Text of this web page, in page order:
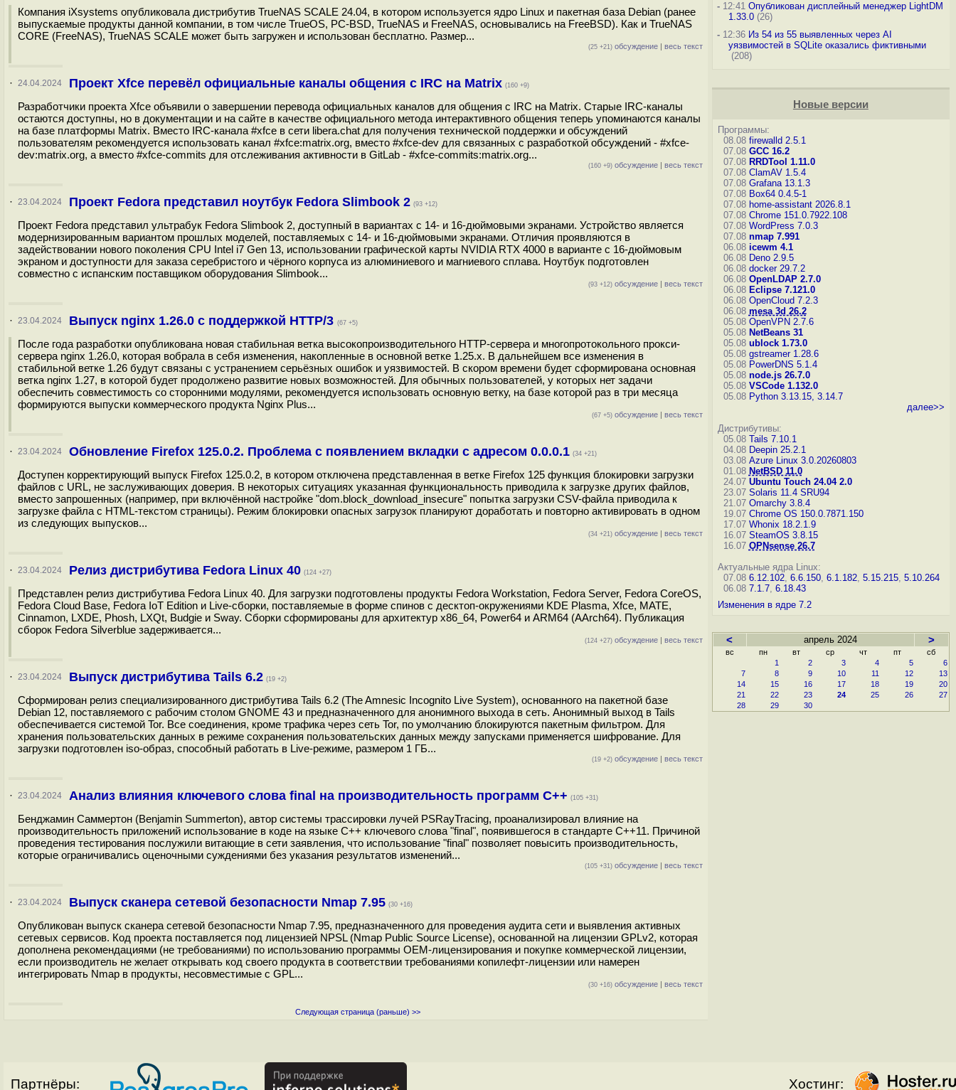
Компания iXsystems опубликовала дистрибутив TrueNAS SCALE 24.04, в котором используется ядро Linux и пакетная база Debian (ранее
выпускаемые продукты данной компании, в том числе TrueOS, PC-BSD, TrueNAS и FreeNAS, основывались на FreeBSD). Как и TrueNAS
CORE (FreeNAS), TrueNAS SCALE может быть загружен и использован бесплатно. Размер...
(25 +21) обсуждение | весь текст
· 24.04.2024 Проект Xfce перевёл официальные каналы общения с IRC на Matrix (160 +9)
Разработчики проекта Xfce объявили о завершении перевода официальных каналов для общения с IRC на Matrix. Старые IRC-каналы
остаются доступны, но в документации и на сайте в качестве официального метода интерактивного общения теперь упоминаются каналы
на базе платформы Matrix. Вместо IRC-канала #xfce в сети libera.chat для получения технической поддержки и обсуждений
пользователям рекомендуется использовать канал #xfce:matrix.org, вместо #xfce-dev для связанных с разработкой обсуждений - #xfce-
dev:matrix.org, а вместо #xfce-commits для отслеживания активности в GitLab - #xfce-commits:matrix.org...
(160 +9) обсуждение | весь текст
· 23.04.2024 Проект Fedora представил ноутбук Fedora Slimbook 2 (93 +12)
Проект Fedora представил ультрабук Fedora Slimbook 2, доступный в вариантах с 14- и 16-дюймовыми экранами. Устройство является
модернизированным вариантом прошлых моделей, поставляемых с 14- и 16-дюймовыми экранами. Отличия проявляются в
задействовании нового поколения CPU Intel i7 Gen 13, использовании графической карты NVIDIA RTX 4000 в варианте c 16-дюймовым
экраном и доступности для заказа серебристого и чёрного корпуса из алюминиевого и магниевого сплава. Ноутбук подготовлен
совместно с испанским поставщиком оборудования Slimbook...
(93 +12) обсуждение | весь текст
· 23.04.2024 Выпуск nginx 1.26.0 с поддержкой HTTP/3 (67 +5)
После года разработки опубликована новая стабильная ветка высокопроизводительного HTTP-сервера и многопротокольного прокси-
сервера nginx 1.26.0, которая вобрала в себя изменения, накопленные в основной ветке 1.25.x. В дальнейшем все изменения в
стабильной ветке 1.26 будут связаны с устранением серьёзных ошибок и уязвимостей. В скором времени будет сформирована основная
ветка nginx 1.27, в которой будет продолжено развитие новых возможностей. Для обычных пользователей, у которых нет задачи
обеспечить совместимость со сторонними модулями, рекомендуется использовать основную ветку, на базе которой раз в три месяца
формируются выпуски коммерческого продукта Nginx Plus...
(67 +5) обсуждение | весь текст
· 23.04.2024 Обновление Firefox 125.0.2. Проблема с появлением вкладки с адресом 0.0.0.1 (34 +21)
Доступен корректирующий выпуск Firefox 125.0.2, в котором отключена представленная в ветке Firefox 125 функция блокировки загрузки
файлов с URL, не заслуживающих доверия. В некоторых ситуациях указанная функциональность приводила к загрузке других файлов,
вместо запрошенных (например, при включённой настройке "dom.block_download_insecure" попытка загрузки CSV-файла приводила к
загрузке файла с HTML-текстом страницы). Режим блокировки опасных загрузок планируют доработать и повторно активировать в одном
из следующих выпусков...
(34 +21) обсуждение | весь текст
· 23.04.2024 Релиз дистрибутива Fedora Linux 40 (124 +27)
Представлен релиз дистрибутива Fedora Linux 40. Для загрузки подготовлены продукты Fedora Workstation, Fedora Server, Fedora CoreOS,
Fedora Cloud Base, Fedora IoT Edition и Live-сборки, поставляемые в форме спинов c десктоп-окружениями KDE Plasma, Xfce, MATE,
Cinnamon, LXDE, Phosh, LXQt, Budgie и Sway. Сборки сформированы для архитектур x86_64, Power64 и ARM64 (AArch64). Публикация
сборок Fedora Silverblue задерживается...
(124 +27) обсуждение | весь текст
· 23.04.2024 Выпуск дистрибутива Tails 6.2 (19 +2)
Сформирован релиз специализированного дистрибутива Tails 6.2 (The Amnesic Incognito Live System), основанного на пакетной базе
Debian 12, поставляемого с рабочим столом GNOME 43 и предназначенного для анонимного выхода в сеть. Анонимный выход в Tails
обеспечивается системой Tor. Все соединения, кроме трафика через сеть Tor, по умолчанию блокируются пакетным фильтром. Для
хранения пользовательских данных в режиме сохранения пользовательских данных между запусками применяется шифрование. Для
загрузки подготовлен iso-образ, способный работать в Live-режиме, размером 1 ГБ...
(19 +2) обсуждение | весь текст
· 23.04.2024 Анализ влияния ключевого слова final на производительность программ C++ (105 +31)
Бенджамин Саммертон (Benjamin Summerton), автор системы трассировки лучей PSRayTracing, проанализировал влияние на
производительность приложений использование в коде на языке С++ ключевого слова "final", появившегося в стандарте C++11. Причиной
проведения тестирования послужили витающие в сети заявления, что использование "final" позволяет повысить производительность,
которые ограничивались оценочными суждениями без указания результатов изменений...
(105 +31) обсуждение | весь текст
· 23.04.2024 Выпуск сканера сетевой безопасности Nmap 7.95 (30 +16)
Опубликован выпуск сканера сетевой безопасности Nmap 7.95, предназначенного для проведения аудита сети и выявления активных
сетевых сервисов. Код проекта поставляется под лицензией NPSL (Nmap Public Source License), основанной на лицензии GPLv2, которая
дополнена рекомендациями (не требованиями) по использованию программы OEM-лицензирования и покупке коммерческой лицензии,
если производитель не желает открывать код своего продукта в соответствии требованиями копилефт-лицензии или намерен
интегрировать Nmap в продукты, несовместимые с GPL...
(30 +16) обсуждение | весь текст
Следующая страница (раньше) >>
-12:41 Опубликован дисплейный менеджер LightDM
1.33.0(26)
-12:36 Из 54 из 55 выявленных через AI
уязвимостей в SQLite оказались фиктивными
(208)
Новые версии
Программы:
08.08 firewalld 2.5.1
07.08 GCC 16.2
07.08 RRDTool 1.11.0
07.08 ClamAV 1.5.4
07.08 Grafana 13.1.3
07.08 Box64 0.4.5-1
07.08 home-assistant 2026.8.1
07.08 Chrome 151.0.7922.108
07.08 WordPress 7.0.3
07.08 nmap 7.991
06.08 icewm 4.1
06.08 Deno 2.9.5
06.08 docker 29.7.2
06.08 OpenLDAP 2.7.0
06.08 Eclipse 7.121.0
06.08 OpenCloud 7.2.3
06.08 mesa 3d 26.2
05.08 OpenVPN 2.7.6
05.08 NetBeans 31
05.08 ublock 1.73.0
05.08 gstreamer 1.28.6
05.08 PowerDNS 5.1.4
05.08 node.js 26.7.0
05.08 VSCode 1.132.0
05.08 Python 3.13.15, 3.14.7
далее>>
Дистрибутивы:
05.08 Tails 7.10.1
04.08 Deepin 25.2.1
03.08 Azure Linux 3.0.20260803
01.08 NetBSD 11.0
24.07 Ubuntu Touch 24.04 2.0
23.07 Solaris 11.4 SRU94
21.07 Omarchy 3.8.4
19.07 Chrome OS 150.0.7871.150
17.07 Whonix 18.2.1.9
16.07 SteamOS 3.8.15
16.07 OPNsense 26.7
Актуальные ядра Linux:
07.08 6.12.102, 6.6.150, 6.1.182, 5.15.215, 5.10.264
06.08 7.1.7, 6.18.43
Изменения в ядре 7.2
< апрель 2024 >
вс пн вт ср чт пт
сб
1
2 3 4 5
6
7
8 9 10 11 12
13
14
15 16 17 18 19
20
21
22 23 24 25 26
27
28
29 30
Партнёры: Хостинг: